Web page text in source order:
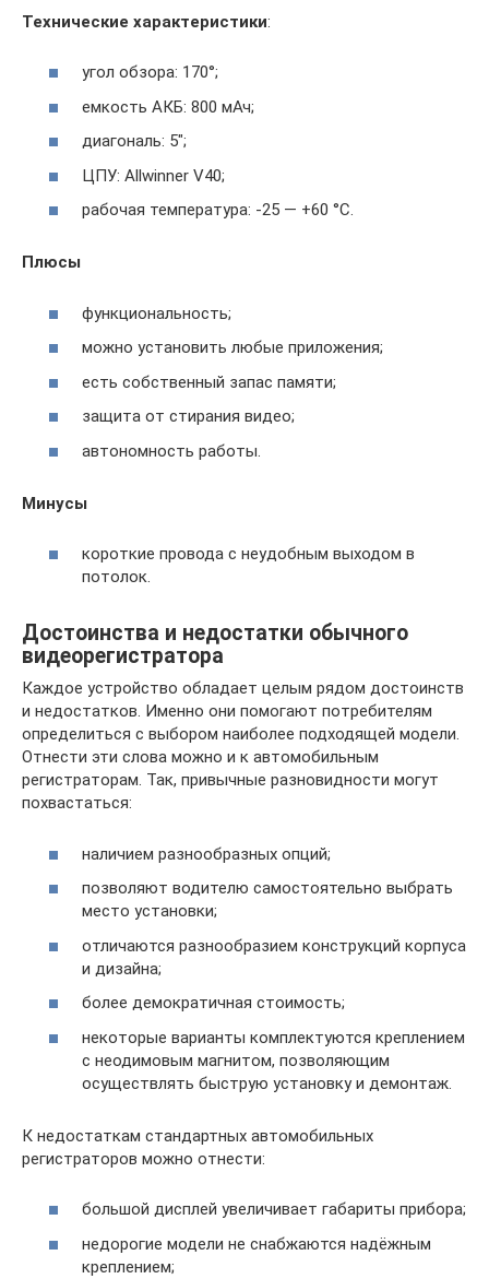
Технические характеристики:
угол обзора: 170°;
емкость АКБ: 800 мАч;
диагональ: 5″;
ЦПУ: Allwinner V40;
рабочая температура: -25 — +60 °C.
Плюсы
функциональность;
можно установить любые приложения;
есть собственный запас памяти;
защита от стирания видео;
автономность работы.
Минусы
короткие провода с неудобным выходом в
потолок.
Достоинства и недостатки обычного
видеорегистратора
Каждое устройство обладает целым рядом достоинств
и недостатков. Именно они помогают потребителям
определиться с выбором наиболее подходящей модели.
Отнести эти слова можно и к автомобильным
регистраторам. Так, привычные разновидности могут
похвастаться:
наличием разнообразных опций;
позволяют водителю самостоятельно выбрать
место установки;
отличаются разнообразием конструкций корпуса
и дизайна;
более демократичная стоимость;
некоторые варианты комплектуются креплением
с неодимовым магнитом, позволяющим
осуществлять быструю установку и демонтаж.
К недостаткам стандартных автомобильных
регистраторов можно отнести:
большой дисплей увеличивает габариты прибора;
недорогие модели не снабжаются надёжным
креплением;